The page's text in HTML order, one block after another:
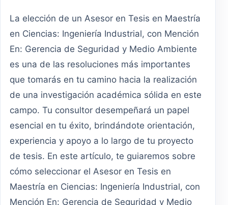
La elección de un Asesor en Tesis en Maestría
en Ciencias: Ingeniería Industrial, con Mención
En: Gerencia de Seguridad y Medio Ambiente
es una de las resoluciones más importantes
que tomarás en tu camino hacia la realización
de una investigación académica sólida en este
campo. Tu consultor desempeñará un papel
esencial en tu éxito, brindándote orientación,
experiencia y apoyo a lo largo de tu proyecto
de tesis. En este artículo, te guiaremos sobre
cómo seleccionar el Asesor en Tesis en
Maestría en Ciencias: Ingeniería Industrial, con
Mención En: Gerencia de Seguridad y Medio